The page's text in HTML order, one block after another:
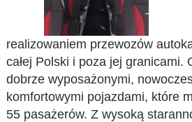
realizowaniem przewozów
całej Polski i poza jej granicami.
dobrze wyposażonymi,
komfortowymi pojazdami, które
55 pasażerów. Z wysoką